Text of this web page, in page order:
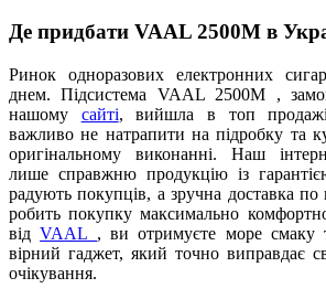
Де придбати VAAL 2500M в
Ринок одноразових електронних
днем. Підсистема VAAL 2500M ,
нашому сайті, вийшла в топ
важливо не натрапити на підробку та
оригінальному виконанні. Наш
лише справжню продукцію із
радують покупців, а зручна доставка по
робить покупку максимально
відVAAL , ви отримуєте море смаку
вірний гаджет, який точно виправдає
очікування.